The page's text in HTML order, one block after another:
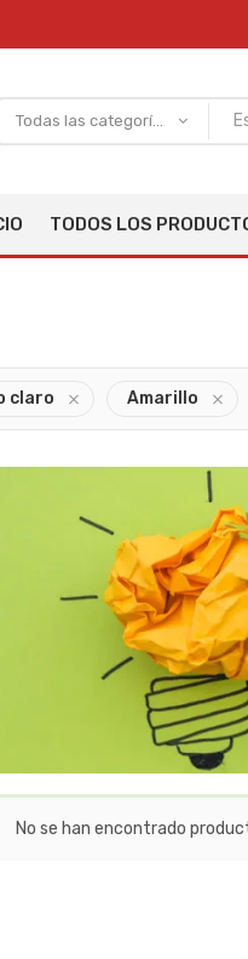
TODOS LOS
claro Amarillo
No se han encontrado